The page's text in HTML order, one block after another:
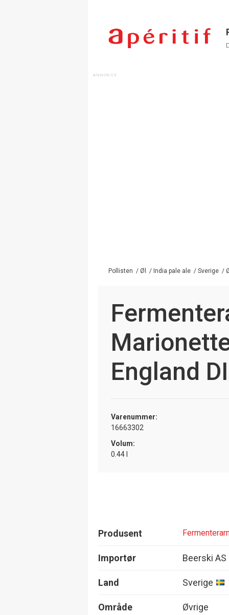
Pollisten / Øl / India pale ale / Sverige /
England
Varenummer:
16663302
Volum:
0.44 l
Produsent
Importør Beerski AS
Land Sverige
Område Øvrige